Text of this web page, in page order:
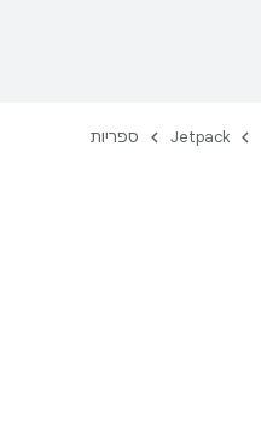
Jetpack ספריות